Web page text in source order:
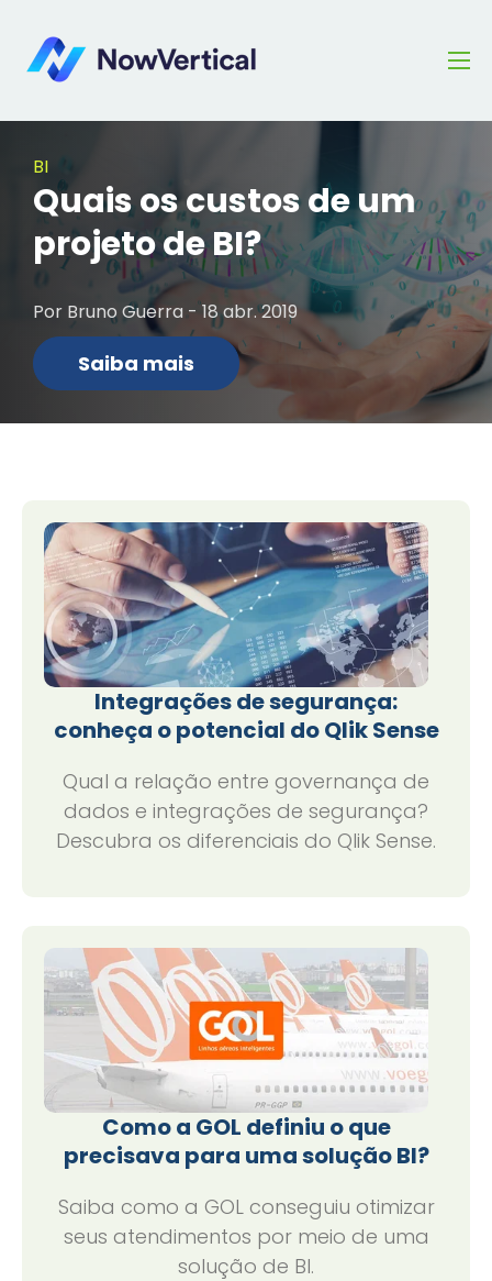
BI
Quais os custos de um
projeto de BI?
Por Bruno Guerra - 18 abr. 2019
Saiba mais
Integrações de segurança:
conheça o potencial do Qlik Sense
Qual a relação entre governança de
dados e integrações de segurança?
Descubra os diferenciais do Qlik Sense.
Como a GOL definiu o que
precisava para uma solução BI?
Saiba como a GOL conseguiu otimizar
seus atendimentos por meio de uma
solução de BI.